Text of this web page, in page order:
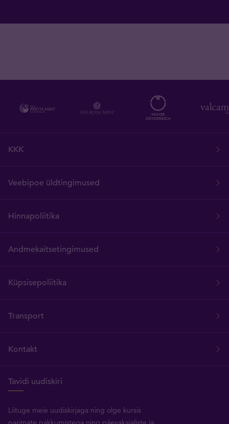
KKK
Veebipoe üldtingimused
Hinnapoliitika
Andmekaitsetingimused
Küpsisepoliitika
Transport
Kontakt
Tavidi uudiskiri
Liituge meie uudiskirjaga ning olge kursis